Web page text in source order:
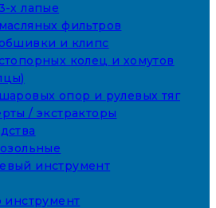
х лапые
фильтров
и клипс
колец и хомутов
опор и рулевых тяг
/ экстракторы
инструмент
инструмент